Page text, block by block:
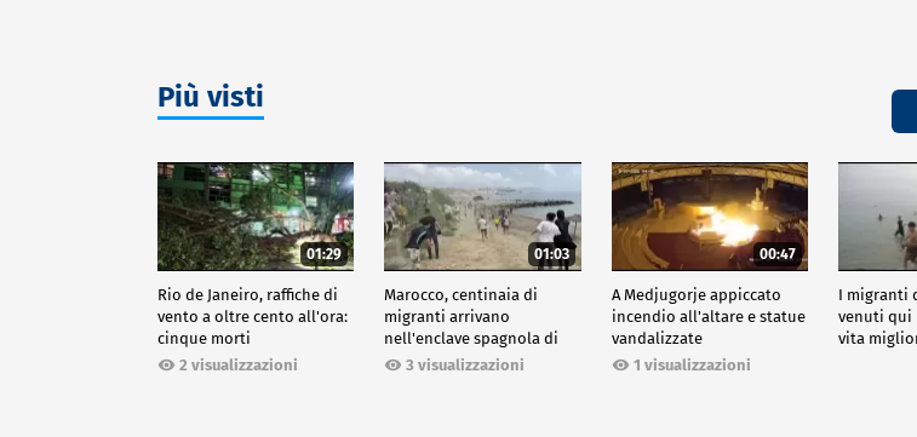
Più visti
01:29
Rio de Janeiro, raffiche di
vento a oltre cento all'ora:
cinque morti
2 visualizzazioni
01:03
Marocco, centinaia di
migranti arrivano
nell'enclave spagnola di
Ceuta3 visualizzazioni
00:47
A Medjugorje appiccato
incendio all'altare e statue
vandalizzate
1 visualizzazioni
I migranti
venuti qui
vita